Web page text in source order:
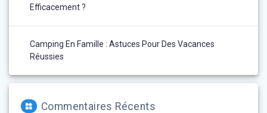
Efficacement ?
Camping En Famille : Astuces Pour Des Vacances
Réussies
Commentaires Récents